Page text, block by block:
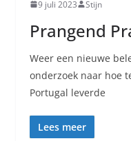
9 juli 2023 Stijn
Prangend
Weer een nieuwe
onderzoek naar hoe
Portugal leverde
Lees meer